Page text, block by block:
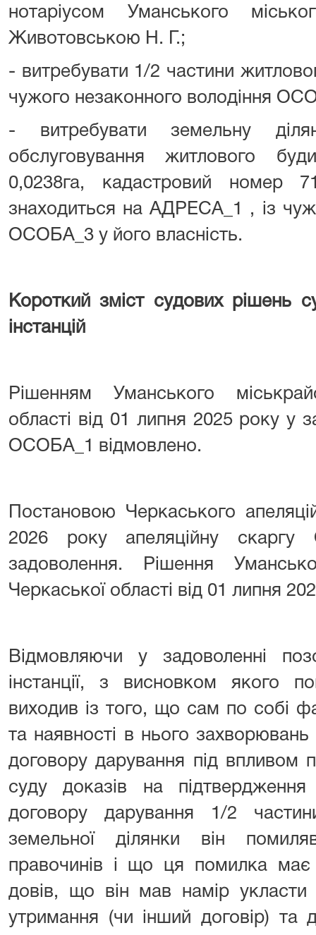
нотаріусом Уманського
Животовською Н. Г.;
- витребувати 1/2 частини
чужого незаконного володіння
- витребувати земельну
обслуговування житлового
0,0238га, кадастровий номер
знаходиться на АДРЕСА_1 , із
ОСОБА_3 у його власність.
Короткий зміст судових рішень
інстанцій
Рішенням Уманського
області від 01 липня 2025 року у
ОСОБА_1 відмовлено.
Постановою Черкаського
2026 року апеляційну
задоволення. Рішення
Черкаської області від 01 липня
Відмовляючи у задоволенні
інстанції, з висновком якого
виходив із того, що сам по собі
та наявності в нього
договору дарування під впливом
суду доказів на
договору дарування 1/2
земельної ділянки він
правочинів і що ця помилка має
довів, що він мав намір укласти
утримання (чи інший договір) та